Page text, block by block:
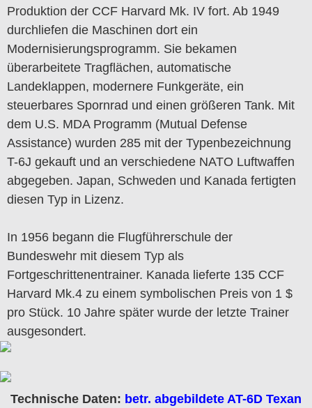
Produktion der CCF Harvard Mk. IV fort. Ab 1949
durchliefen die Maschinen dort ein
Modernisierungsprogramm. Sie bekamen
überarbeitete Tragflächen, automatische
Landeklappen, modernere Funkgeräte, ein
steuerbares Spornrad und einen größeren Tank. Mit
dem U.S. MDA Programm (Mutual Defense
Assistance) wurden 285 mit der Typenbezeichnung
T-6J gekauft und an verschiedene NATO Luftwaffen
abgegeben. Japan, Schweden und Kanada fertigten
diesen Typ in Lizenz.
In 1956 begann die Flugführerschule der
Bundeswehr mit diesem Typ als
Fortgeschrittenentrainer. Kanada lieferte 135 CCF
Harvard Mk.4 zu einem symbolischen Preis von 1 $
pro Stück. 10 Jahre später wurde der letzte Trainer
ausgesondert.
Technische Daten: betr. abgebildete AT-6D Texan